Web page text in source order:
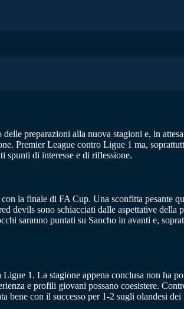
preparazioni alla nuova stagioni e, in
Premier League contro Ligue 1 ma,
spunti di interesse e di riflessione.
la finale di FA Cup. Una sconfitta
devils sono schiacciati dalle aspettative
saranno puntati su Sancho in avanti e,
1. La stagione appena conclusa non ha
e profili giovani possano coesistere.
bene con il successo per 1-2 sugli olandesi